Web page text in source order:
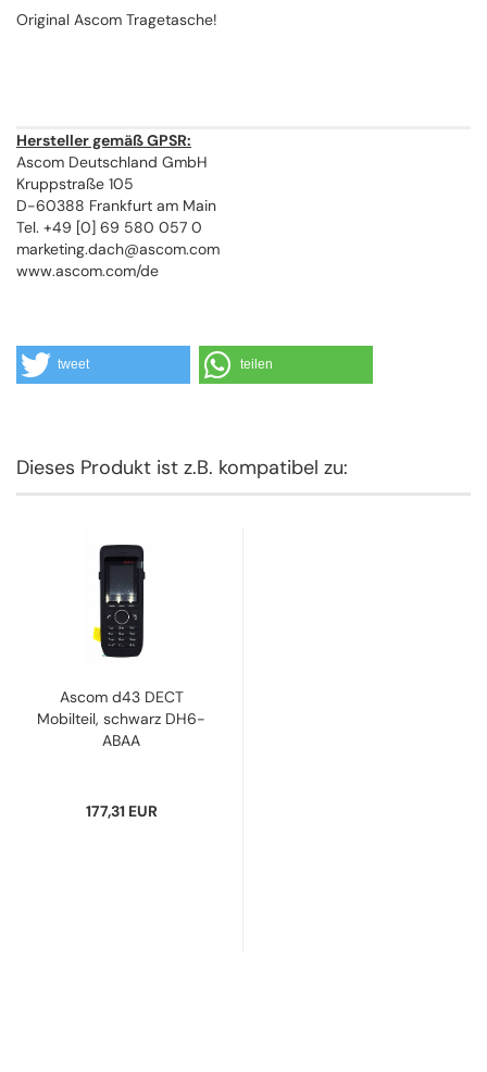
Original Ascom Tragetasche!
Hersteller gemäß GPSR:
Ascom Deutschland GmbH
Kruppstraße 105
D-60388 Frankfurt am Main
Tel. +49 [0] 69 580 057 0
marketing.dach@ascom.com
www.ascom.com/de
tweet teilen
Dieses Produkt ist z.B. kompatibel zu:
Ascom d43 DECT
Mobilteil, schwarz DH6-
ABAA
177,31 EUR